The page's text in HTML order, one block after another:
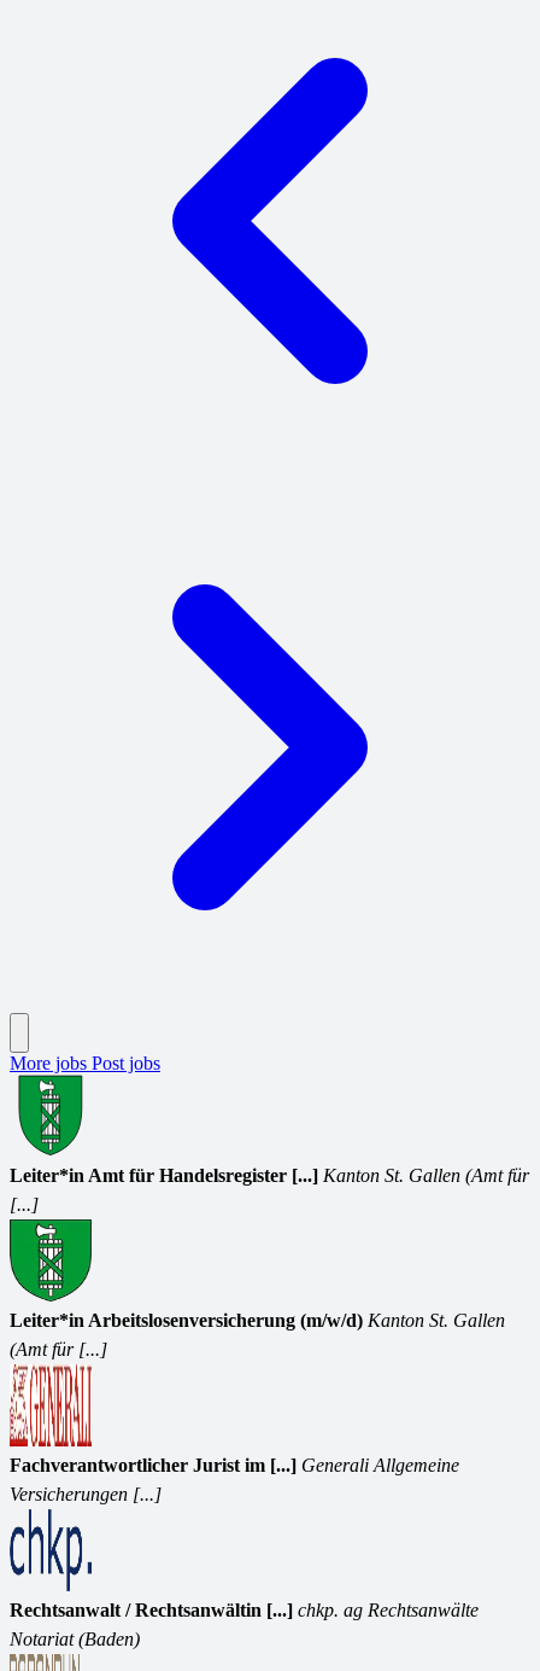
More jobs Post jobs
Leiter*in Amt für Handelsregister [...] Kanton St. Gallen (Amt für
[...]
Leiter*in Arbeitslosenversicherung (m/w/d) Kanton St. Gallen
(Amt für [...]
Fachverantwortlicher Jurist im [...] Generali Allgemeine
Versicherungen [...]
Rechtsanwalt / Rechtsanwältin [...] chkp. ag Rechtsanwälte
Notariat (Baden)